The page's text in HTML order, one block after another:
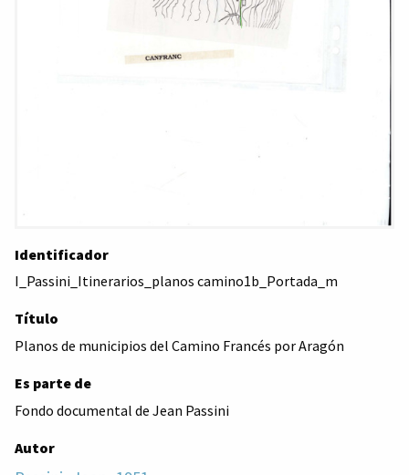
Identificador
I_Passini_Itinerarios_planos camino1b_Portada_m
Título
Planos de municipios del Camino Francés por Aragón
Es parte de
Fondo documental de Jean Passini
Autor